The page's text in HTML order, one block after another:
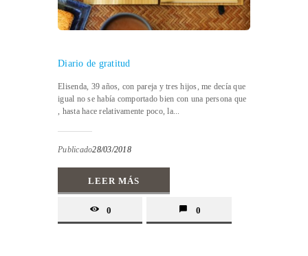
Diario de gratitud
Elisenda, 39 años, con pareja y tres hijos, me decía que
igual no se había comportado bien con una persona que
, hasta hace relativamente poco, la...
Publicado28/03/2018
LEER MÁS
0 0